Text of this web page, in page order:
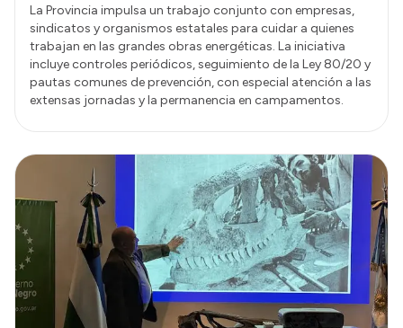
La Provincia impulsa un trabajo conjunto con empresas,
sindicatos y organismos estatales para cuidar a quienes
trabajan en las grandes obras energéticas. La iniciativa
incluye controles periódicos, seguimiento de la Ley 80/20 y
pautas comunes de prevención, con especial atención a las
extensas jornadas y la permanencia en campamentos.